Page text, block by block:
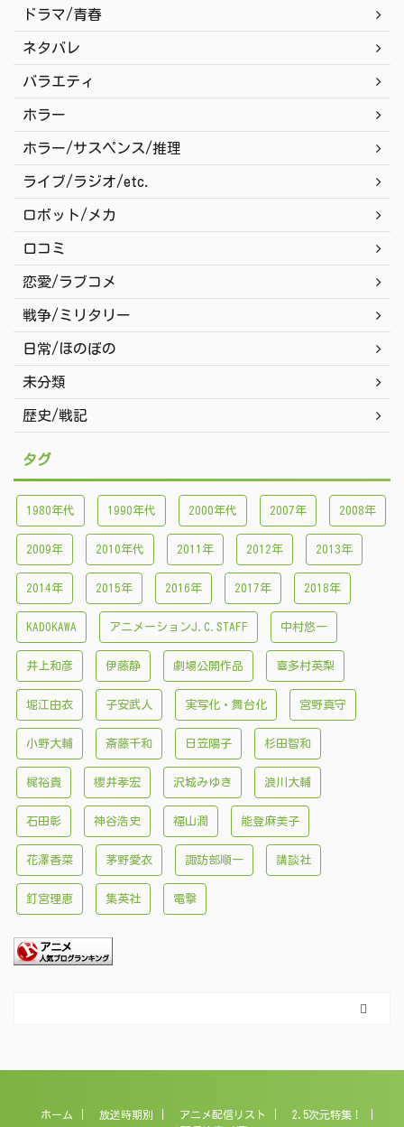
ドラマ/青春
ネタバレ
バラエティ
ホラー
ホラー/サスペンス/推理
ライブ/ラジオ/etc.
ロボット/メカ
口コミ
恋愛/ラブコメ
戦争/ミリタリー
日常/ほのぼの
未分類
歴史/戦記
タグ
1980年代 1990年代 2000年代 2007年 2008年
2009年 2010年代 2011年 2012年 2013年
2014年 2015年 2016年 2017年 2018年
KADOKAWA アニメーションJ.C.STAFF 中村悠一
井上和彦 伊藤静 劇場公開作品 喜多村英梨
堀江由衣 子安武人 実写化・舞台化 宮野真守
小野大輔 斎藤千和 日笠陽子 杉田智和
梶裕貴 櫻井孝宏 沢城みゆき 浪川大輔
石田彰 神谷浩史 福山潤 能登麻美子
花澤香菜 茅野愛衣 諏訪部順一 講談社
釘宮理恵 集英社 電撃
ホーム 放送時期別 アニメ配信リスト
2.5次元特集！